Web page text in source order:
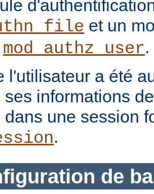
et un
mod_authz_user.
l'utilisateur a été
ses informations
dans une session
.
de